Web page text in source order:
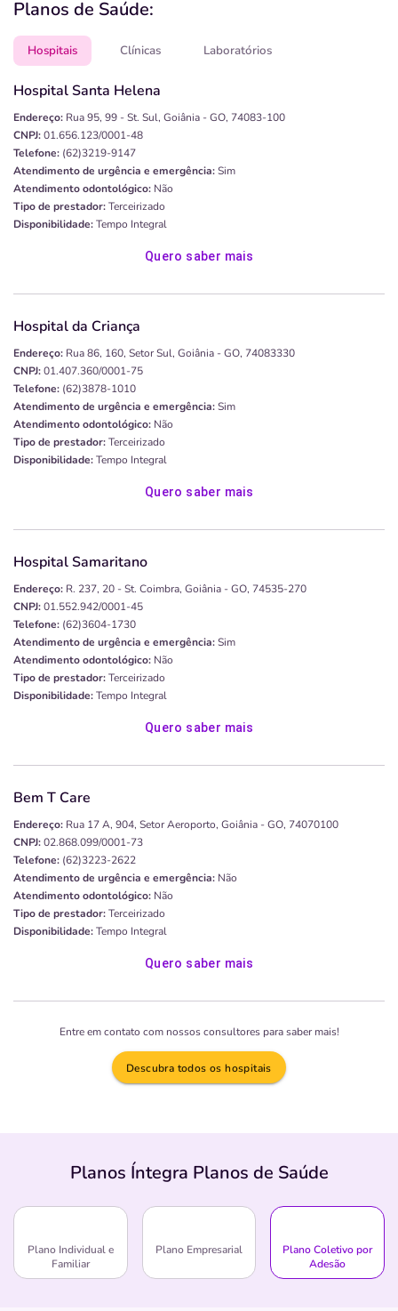
Planos de Saúde:
Hospitais Clínicas Laboratórios
Hospital Santa Helena
Endereço: Rua 95, 99 - St. Sul, Goiânia - GO, 74083-100
CNPJ:01.656.123/0001-48
Telefone: (62)3219-9147
Atendimento de urgência e emergência:Sim
Atendimento odontológico: Não
Tipo de prestador:Terceirizado
Disponibilidade:Tempo Integral
Quero saber mais
Hospital da Criança
Endereço: Rua 86, 160, Setor Sul, Goiânia - GO, 74083330
CNPJ:01.407.360/0001-75
Telefone: (62)3878-1010
Atendimento de urgência e emergência:Sim
Atendimento odontológico: Não
Tipo de prestador:Terceirizado
Disponibilidade:Tempo Integral
Quero saber mais
Hospital Samaritano
Endereço: R. 237, 20 - St. Coimbra, Goiânia - GO, 74535-270
CNPJ:01.552.942/0001-45
Telefone: (62)3604-1730
Atendimento de urgência e emergência:Sim
Atendimento odontológico: Não
Tipo de prestador:Terceirizado
Disponibilidade:Tempo Integral
Quero saber mais
Bem T Care
Endereço: Rua 17 A, 904, Setor Aeroporto, Goiânia - GO, 74070100
CNPJ:02.868.099/0001-73
Telefone: (62)3223-2622
Atendimento de urgência e emergência: Não
Atendimento odontológico: Não
Tipo de prestador:Terceirizado
Disponibilidade:Tempo Integral
Quero saber mais
Entre em contato com nossos consultores para saber mais!
Descubra todos os hospitais
Planos Íntegra Planos de Saúde
Plano Individual e
Familiar
Plano Empresarial
Plano Coletivo por
Adesão